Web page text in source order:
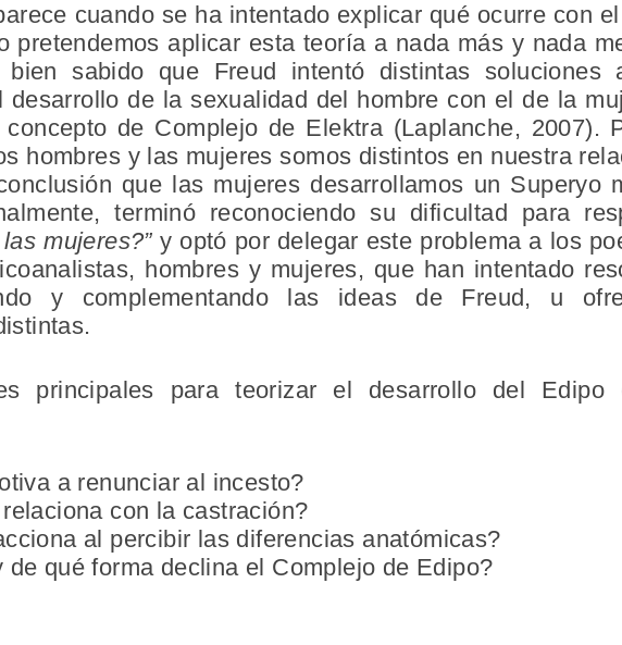
cuando se ha intentado explicar qué ocurre con
pretendemos aplicar esta teoría a nada más y nada
bien sabido que Freud intentó distintas soluciones
desarrollo de la sexualidad del hombre con el de la
de Complejo de Elektra (Laplanche, 2007).
hombres y las mujeres somos distintos en nuestra
que las mujeres desarrollamos un Superyo
terminó reconociendo su dificultad para
mujeres?”y optó por delegar este problema a los
hombres y mujeres, que han intentado
y complementando las ideas de Freud, u
principales para teorizar el desarrollo del
a renunciar al incesto?
con la castración?
al percibir las diferencias anatómicas?
de qué forma declina el Complejo de Edipo?